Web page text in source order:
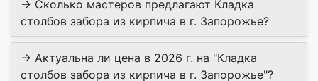
→ Сколько мастеров предлагают Кладка
столбов забора из кирпича в г. Запорожье?
→ Актуальна ли цена в 2026 г. на "Кладка
столбов забора из кирпича в г. Запорожье"?